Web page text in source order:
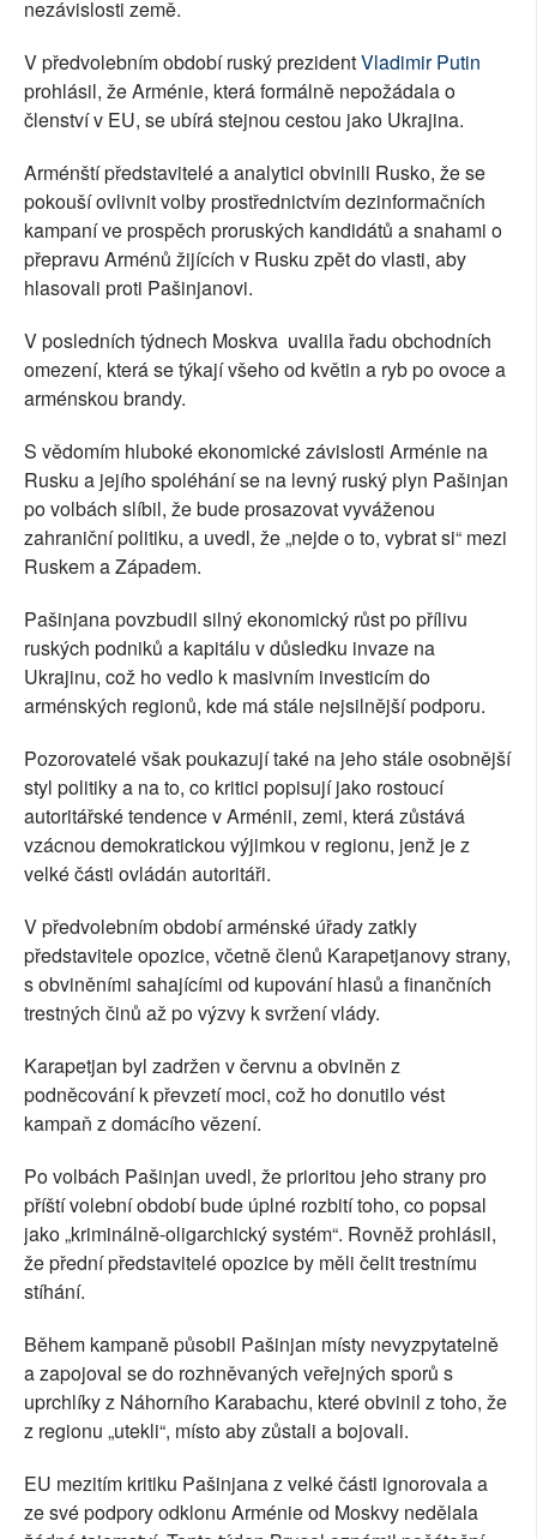
nezávislosti země.
V předvolebním období ruský prezidentVladimir Putin
prohlásil, že Arménie, která formálně nepožádala o
členství v EU, se ubírá stejnou cestou jako Ukrajina.
Arménští představitelé a analytici obvinili Rusko, že se
pokouší ovlivnit volby prostřednictvím dezinformačních
kampaní ve prospěch proruských kandidátů a snahami o
přepravu Arménů žijících v Rusku zpět do vlasti, aby
hlasovali proti Pašinjanovi.
V posledních týdnech Moskva uvalila řadu obchodních
omezení, která se týkají všeho od květin a ryb po ovoce a
arménskou brandy.
S vědomím hluboké ekonomické závislosti Arménie na
Rusku a jejího spoléhání se na levný ruský plyn Pašinjan
po volbách slíbil, že bude prosazovat vyváženou
zahraniční politiku, a uvedl, že „nejde o to, vybrat si“ mezi
Ruskem a Západem.
Pašinjana povzbudil silný ekonomický růst po přílivu
ruských podniků a kapitálu v důsledku invaze na
Ukrajinu, což ho vedlo k masivním investicím do
arménských regionů, kde má stále nejsilnější podporu.
Pozorovatelé však poukazují také na jeho stále osobnější
styl politiky a na to, co kritici popisují jako rostoucí
autoritářské tendence v Arménii, zemi, která zůstává
vzácnou demokratickou výjimkou v regionu, jenž je z
velké části ovládán autoritáři.
V předvolebním období arménské úřady zatkly
představitele opozice, včetně členů Karapetjanovy strany,
s obviněními sahajícími od kupování hlasů a finančních
trestných činů až po výzvy k svržení vlády.
Karapetjan byl zadržen v červnu a obviněn z
podněcování k převzetí moci, což ho donutilo vést
kampaň z domácího vězení.
Po volbách Pašinjan uvedl, že prioritou jeho strany pro
příští volební období bude úplné rozbití toho, co popsal
jako „kriminálně-oligarchický systém“. Rovněž prohlásil,
že přední představitelé opozice by měli čelit trestnímu
stíhání.
Během kampaně působil Pašinjan místy nevyzpytatelně
a zapojoval se do rozhněvaných veřejných sporů s
uprchlíky z Náhorního Karabachu, které obvinil z toho, že
z regionu „utekli“, místo aby zůstali a bojovali.
EU mezitím kritiku Pašinjana z velké části ignorovala a
ze své podpory odklonu Arménie od Moskvy nedělala